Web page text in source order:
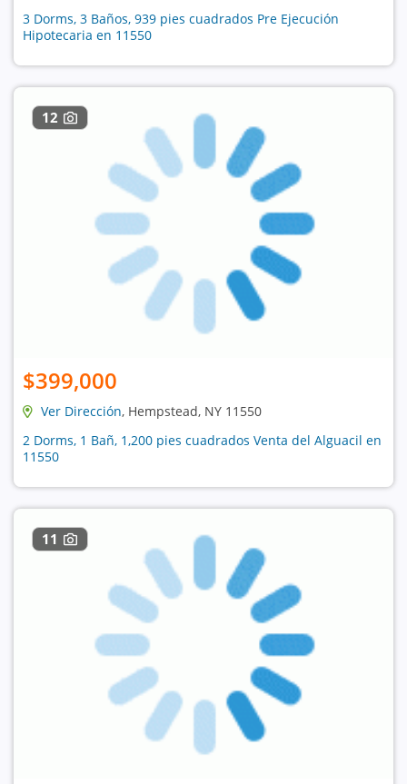
3 Dorms, 3 Baños, 939 pies cuadrados Pre Ejecución
Hipotecaria en 11550
12
$399,000
Ver Dirección, Hempstead, NY 11550
2 Dorms, 1 Bañ, 1,200 pies cuadrados Venta del Alguacil en
11550
11